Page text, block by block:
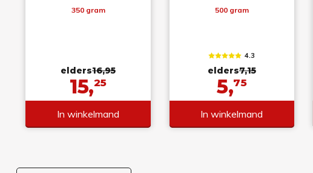
350 gram
elders16,95
15,25
In winkelmand
500 gram
4.3
elders7,15
5,75
In winkelmand